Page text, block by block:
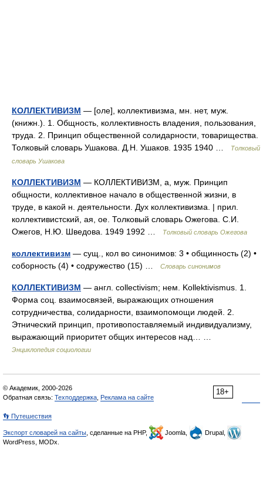
КОЛЛЕКТИВИЗМ — [оле], коллективизма, мн. нет, муж.
(книжн.). 1. Общность, коллективность владения, пользования,
труда. 2. Принцип общественной солидарности, товарищества.
Толковый словарь Ушакова. Д.Н. Ушаков. 1935 1940 …
Толковый
словарь Ушакова
КОЛЛЕКТИВИЗМ — КОЛЛЕКТИВИЗМ, а, муж. Принцип
общности, коллективное начало в общественной жизни, в
труде, в какой н. деятельности. Дух коллективизма. | прил.
коллективистский, ая, ое. Толковый словарь Ожегова. С.И.
Ожегов, Н.Ю. Шведова. 1949 1992 …
Толковый словарь Ожегова
коллективизм — сущ., кол во синонимов: 3 • общинность (2) •
соборность (4) • содружество (15) …
Словарь синонимов
КОЛЛЕКТИВИЗМ — англ. collectivism; нем. Kollektivismus. 1.
Форма соц. взаимосвязей, выражающих отношения
сотрудничества, солидарности, взаимопомощи людей. 2.
Этнический принцип, противопоставляемый индивидуализму,
выражающий приоритет общих интересов над… …
Энциклопедия социологии
18+
© Академик, 2000-2026
Обратная связь: Техподдержка Реклама на сайте
👣 Путешествия
Экспорт словарей на сайты , сделанные на PHP, Joomla,
Drupal,
WordPress, MODx.